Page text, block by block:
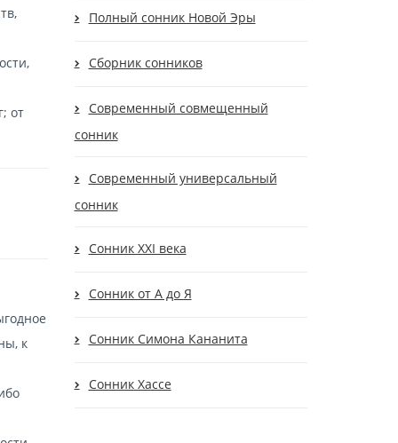
от
к
Полный сонник Новой Эры
Сборник сонников
Современный cовмещенный
сонник
Современный универсальный
сонник
Сонник XXI века
Сонник от А до Я
Сонник Симона Кананита
Сонник Хассе